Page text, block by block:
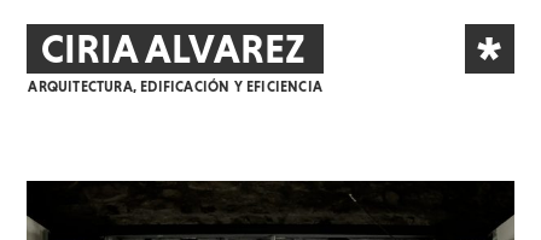
CIRIA ALVAREZ
ARQUITECTURA, EDIFICACIÓN Y EFICIENCIA *